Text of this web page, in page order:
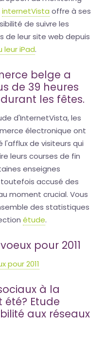
internetVista offre à ses
de suivre les
de leur site web depuis
leur iPad.
belge a
de 39 heures
les fêtes.
d'InternetVista, les
électronique ont
l'afflux de visiteurs qui
leurs courses de fin
enseignes
accusé des
moment crucial. Vous
des statistiques
étude.
pour 2011
pour 2011
à la
Etude
aux réseaux